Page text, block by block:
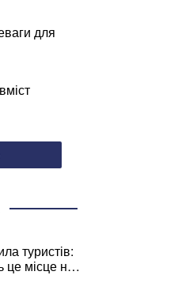
для
туристів:
це місце на